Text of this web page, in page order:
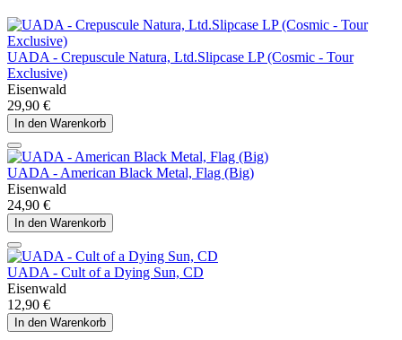
UADA - Crepuscule Natura, Ltd.Slipcase LP (Cosmic - Tour
Exclusive)
Eisenwald
29,90 €
In den Warenkorb
UADA - American Black Metal, Flag (Big)
Eisenwald
24,90 €
In den Warenkorb
UADA - Cult of a Dying Sun, CD
Eisenwald
12,90 €
In den Warenkorb